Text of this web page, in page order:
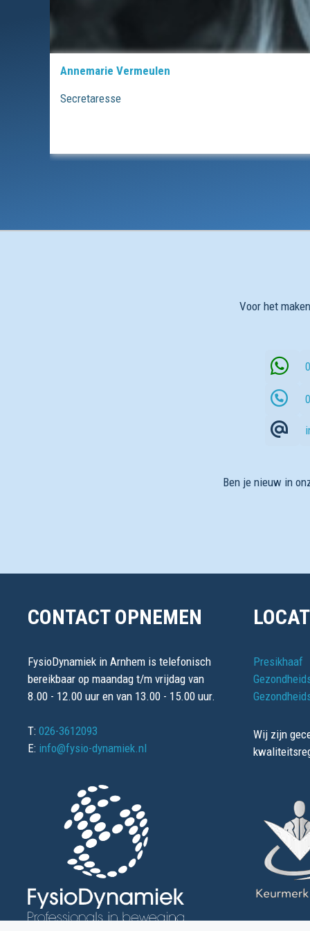
Voor het
Ben je nieuw in
CONTACT OPNEMEN
FysioDynamiek in Arnhem is telefonisch
bereikbaar op maandag t/m vrijdag van
8.00 - 12.00 uur en van 13.00 - 15.00 uur.
T: 026-3612093
E: info@fysio-dynamiek.nl
Presikhaaf
Wij zijn